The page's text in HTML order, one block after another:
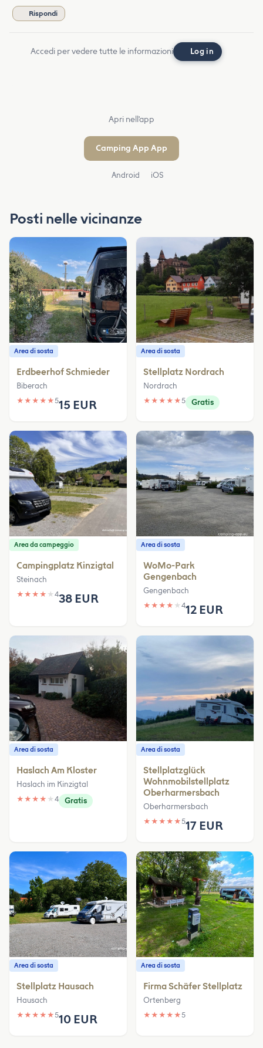
Rispondi
Accedi per vedere tutte le informazioni Log in
Apri nell'app
Camping App App
Android iOS
Posti nelle vicinanze
Area di sosta
Erdbeerhof Schmieder
Biberach
★ ★ ★ ★ ★515 EUR
Area di sosta
Stellplatz Nordrach
Nordrach
★ ★ ★ ★ ★5 Gratis
Area da campeggio
Campingplatz Kinzigtal
Steinach
★ ★ ★ ★ ★ 438 EUR
Area di sosta
WoMo-Park
Gengenbach
Gengenbach
★ ★ ★ ★ ★ 412 EUR
Area di sosta
Haslach Am Kloster
Haslach im Kinzigtal
★ ★ ★ ★ ★ 4 Gratis
Area di sosta
Stellplatzglück
Wohnmobilstellplatz
Oberharmersbach
Oberharmersbach
★ ★ ★ ★ ★517 EUR
Area di sosta
Stellplatz Hausach
Hausach
★ ★ ★ ★ ★510 EUR
Area di sosta
Firma Schäfer Stellplatz
Ortenberg
★ ★ ★ ★ ★5